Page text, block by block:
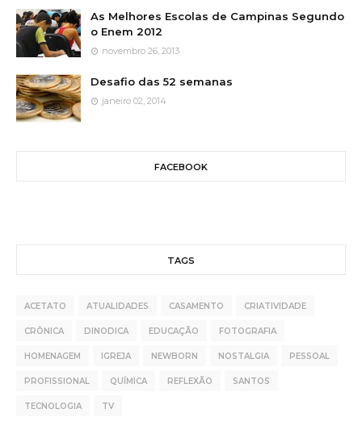
As Melhores Escolas de Campinas Segundo
o Enem 2012
novembro 26, 2013
Desafio das 52 semanas
janeiro 02, 2014
FACEBOOK
TAGS
ACETATO ATUALIDADES CASAMENTO CRIATIVIDADE
CRÔNICA DINODICA EDUCAÇÃO FOTOGRAFIA
HOMENAGEM IGREJA NEWBORN NOSTALGIA PESSOAL
PROFISSIONAL QUÍMICA REFLEXÃO SANTOS
TECNOLOGIA TV